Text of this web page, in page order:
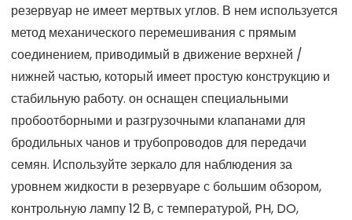
резервуар не имеет мертвых углов. В нем используется
метод механического перемешивания с прямым
соединением, приводимый в движение верхней /
нижней частью, который имеет простую конструкцию и
стабильную работу. он оснащен специальными
пробоотборными и разгрузочными клапанами для
бродильных чанов и трубопроводов для передачи
семян. Используйте зеркало для наблюдения за
уровнем жидкости в резервуаре с большим обзором,
контрольную лампу 12 В, с температурой, PH, DO,